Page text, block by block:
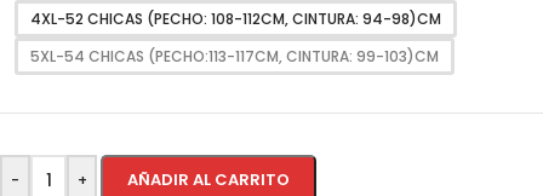
4XL-52 CHICAS (PECHO: 108-112CM, CINTURA: 94-98)CM
5XL-54 CHICAS (PECHO:113-117CM, CINTURA: 99-103)CM
- + AÑADIR AL CARRITO